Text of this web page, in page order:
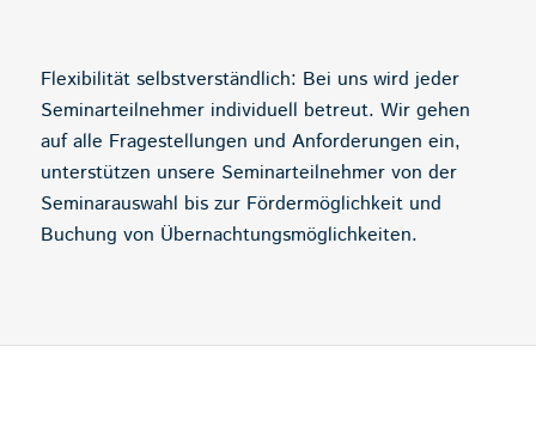
Flexibilität selbstverständlich: Bei uns wird jeder
Seminarteilnehmer individuell betreut. Wir gehen
auf alle Fragestellungen und Anforderungen ein,
unterstützen unsere Seminarteilnehmer von der
Seminarauswahl bis zur Fördermöglichkeit und
Buchung von Übernachtungsmöglichkeiten.